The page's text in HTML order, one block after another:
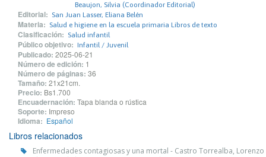
Beaujon, Silvia (Coordinador Editorial)
Editorial: San Juan Lasser, Eliana Belén
Materia: Salud e higiene en la escuela primaria Libros de texto
Clasificación: Salud infantil
Público objetivo: Infantil / Juvenil
Publicado: 2025-06-21
Número de edición: 1
Número de páginas: 36
Tamaño: 21x21cm.
Precio: Bs1.700
Encuadernación: Tapa blanda o rústica
Soporte: Impreso
Idioma: Español
Libros relacionados
Enfermedades contagiosas y una mortal - Castro Torrealba,